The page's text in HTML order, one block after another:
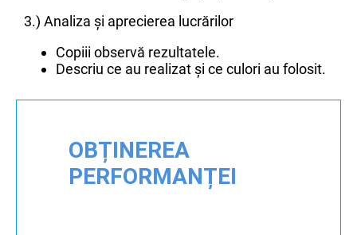
3.) Analiza și aprecierea lucrărilor
Copiii observă rezultatele.
Descriu ce au realizat și ce culori au folosit.
OBȚINEREA
PERFORMANȚEI